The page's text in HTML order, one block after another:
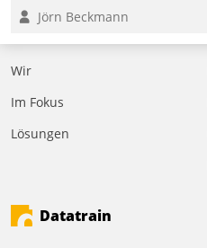
Jörn Beckmann
Wir
Im Fokus
Lösungen
Datatrain